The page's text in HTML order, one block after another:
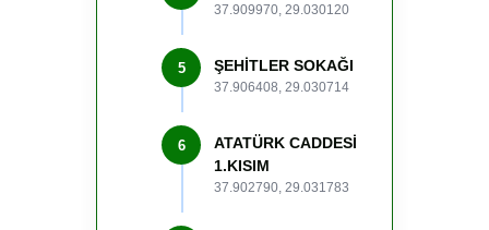
37.909970, 29.030120
5 ŞEHİTLER SOKAĞI
37.906408, 29.030714
6
ATATÜRK CADDESİ
1.KISIM
37.902790, 29.031783